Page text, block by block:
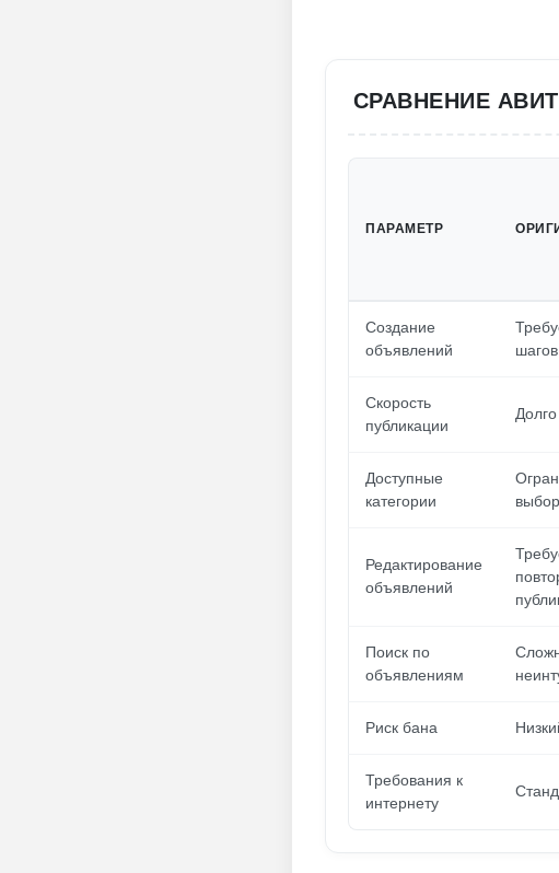
СРАВНЕНИЕ
ПАРАМЕТР
Создание
объявлений
шагов
Скорость
публикации
Долго
Доступные
категории
выбор
Редактирование
объявлений
Поиск по
объявлениям
Риск бана
Требования к
интернету